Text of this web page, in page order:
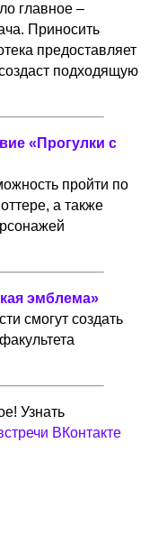
главное –
Приносить
предоставляет
подходящую
«Прогулки с
пройти по
а также
эмблема»
смогут создать
Узнать
ВКонтакте